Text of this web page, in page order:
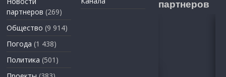
партнеров (269)
Общество (9 914)
Погода (1 438)
Политика (501)
партнеров